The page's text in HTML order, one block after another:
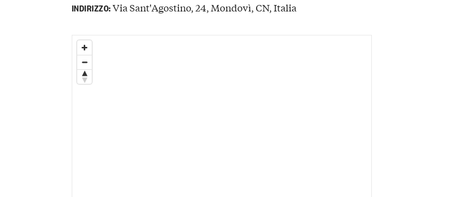
INDIRIZZO:Via Sant'Agostino, 24, Mondovì, CN, Italia